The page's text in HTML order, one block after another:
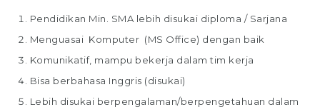
Pendidikan Min. SMA lebih disukai diploma / Sarjana
Menguasai Komputer (MS Office) dengan baik
Komunikatif, mampu bekerja dalam tim kerja
Bisa berbahasa Inggris (disukai)
Lebih disukai berpengalaman/berpengetahuan dalam